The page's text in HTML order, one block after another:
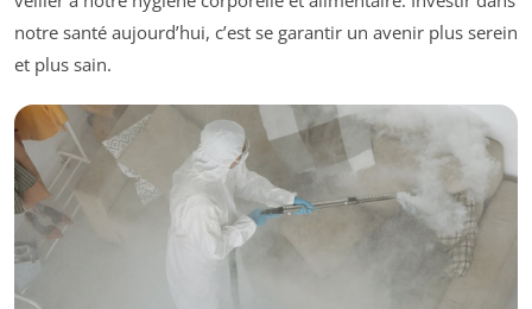
notre santé aujourd’hui, c’est se garantir un avenir plus serein
et plus sain.